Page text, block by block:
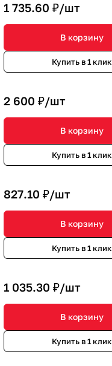
1 735.60 ₽/шт
В корзину
Купить в 1 клик
2 600 ₽/шт
В корзину
Купить в 1 клик
827.10 ₽/шт
В корзину
Купить в 1 клик
1 035.30 ₽/шт
В корзину
Купить в 1 клик